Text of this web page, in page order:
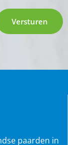
Versturen
paarden in